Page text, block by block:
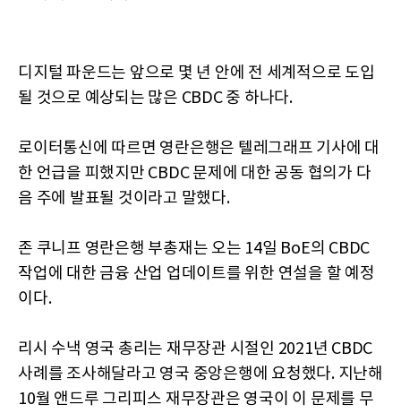
디지털 파운드는 앞으로 몇 년 안에 전 세계적으로 도입
될 것으로 예상되는 많은 CBDC 중 하나다.
로이터통신에 따르면 영란은행은 텔레그래프 기사에 대
한 언급을 피했지만 CBDC 문제에 대한 공동 협의가 다
음 주에 발표될 것이라고 말했다.
존 쿠니프 영란은행 부총재는 오는 14일 BoE의 CBDC
작업에 대한 금융 산업 업데이트를 위한 연설을 할 예정
이다.
리시 수낵 영국 총리는 재무장관 시절인 2021년 CBDC
사례를 조사해달라고 영국 중앙은행에 요청했다. 지난해
10월 앤드루 그리피스 재무장관은 영국이 이 문제를 무